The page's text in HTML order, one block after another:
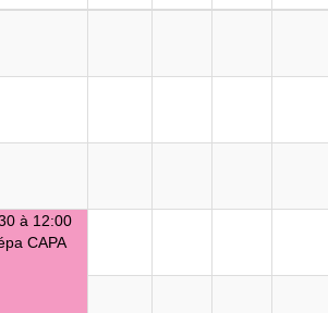
à 12:00
CAPA